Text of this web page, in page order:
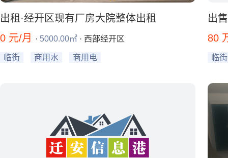
出租·经开区现有厂房大院整体出租
0 元/月
· 5000.00㎡ · 西部经开区
临街 商用水 商用电
出
80
临街